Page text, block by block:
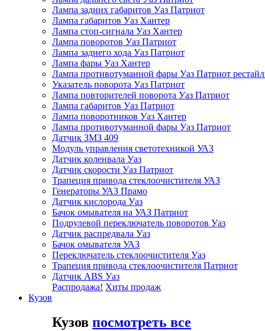
Лампа задних габаритов Уаз Патриот
Лампа габаритов Уаз Хантер
Лампа стоп-сигнала Уаз Хантер
Лампа поворотов Уаз Патриот
Лампа заднего хода Уаз Патриот
Лампа фары Уаз Хантер
Лампа противотуманной фары Уаз Патриот
Указатель поворота Уаз Патриот
Лампа повторителей поворота Уаз Патриот
Лампа габаритов Уаз Патриот
Лампа поворотников Уаз Хантер
Лампа противотуманной фары Уаз Патриот
Датчик ЗМЗ 409
Модуль управления светотехникой УАЗ
Датчик коленвала Уаз
Датчик скорости Уаз Патриот
Трапеция привода стеклоочистителя УАЗ
Генераторы УАЗ Прамо
Датчик кислорода Уаз
Бачок омывателя на УАЗ Патриот
Подрулевой переключатель поворотов Уаз
Датчик распредвала Уаз
Бачок омывателя УАЗ
Переключатель стеклоочистителя Уаз
Трапеция привода стеклоочистителя Патриот
Датчик ABS Уаз
Распродажа! Хиты продаж
Кузов
Кузов посмотреть все